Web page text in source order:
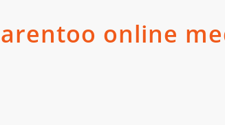
online